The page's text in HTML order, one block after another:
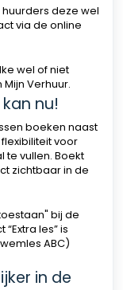
deze wel
via de online
wel of niet
Verhuur.
nu!
boeken naast
voor
vullen. Boekt
zichtbaar in de
bij de
les” is
ABC)
in de